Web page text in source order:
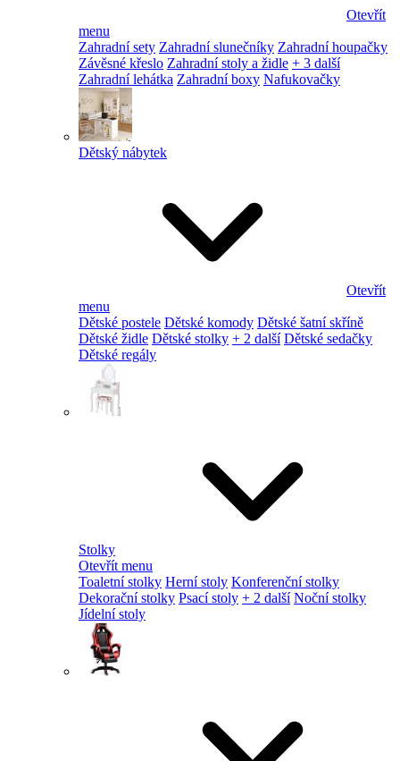
Otevřít
menu
Zahradní sety Zahradní slunečníky Zahradní houpačky
Závěsné křeslo Zahradní stoly a židle + 3 další
Zahradní lehátka Zahradní boxy Nafukovačky
Dětský nábytek
Otevřít
menu
Dětské postele Dětské komody Dětské šatní skříně
Dětské židle Dětské stolky + 2 další Dětské sedačky
Dětské regály
Stolky
Otevřít menu
Toaletní stolky Herní stoly Konferenční stolky
Dekorační stolky Psací stoly + 2 další Noční stolky
Jídelní stoly